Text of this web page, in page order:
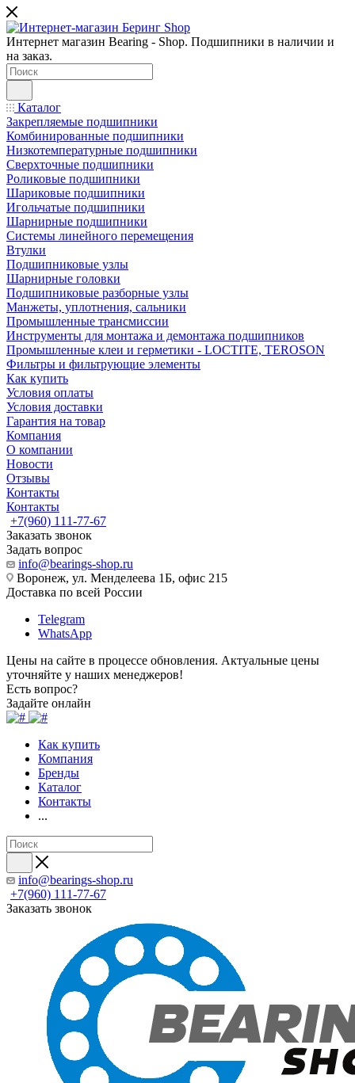
Интернет магазин Bearing - Shop. Подшипники в наличии и
на заказ.
Каталог
Закрепляемые подшипники
Комбинированные подшипники
Низкотемпературные подшипники
Сверхточные подшипники
Роликовые подшипники
Шариковые подшипники
Игольчатые подшипники
Шарнирные подшипники
Системы линейного перемещения
Втулки
Подшипниковые узлы
Шарнирные головки
Подшипниковые разборные узлы
Манжеты, уплотнения, сальники
Промышленные трансмиссии
Инструменты для монтажа и демонтажа подшипников
Промышленные клеи и герметики - LOCTITE, TEROSON
Фильтры и фильтрующие элементы
Как купить
Условия оплаты
Условия доставки
Гарантия на товар
Компания
О компании
Новости
Отзывы
Контакты
Контакты
+7(960) 111-77-67
Заказать звонок
Задать вопрос
info@bearings-shop.ru
Воронеж, ул. Менделеева 1Б, офис 215
Доставка по всей России
Telegram
WhatsApp
Цены на сайте в процессе обновления. Актуальные цены
уточняйте у наших менеджеров!
Есть вопрос?
Задайте онлайн
Как купить
Компания
Бренды
Каталог
Контакты
...
info@bearings-shop.ru
+7(960) 111-77-67
Заказать звонок